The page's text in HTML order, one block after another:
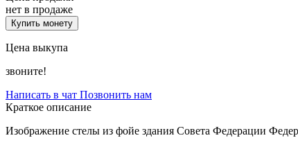
нет в продаже
Купить монету
Цена выкупа
звоните!
Написать в чат Позвонить нам
Краткое описание
Изображение стелы из фойе здания Совета Федерации